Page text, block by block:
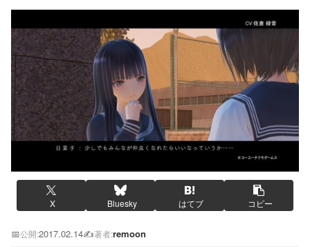
X Bluesky はてブ コピー
📅公開:2017.02.14✍️著者:remoon